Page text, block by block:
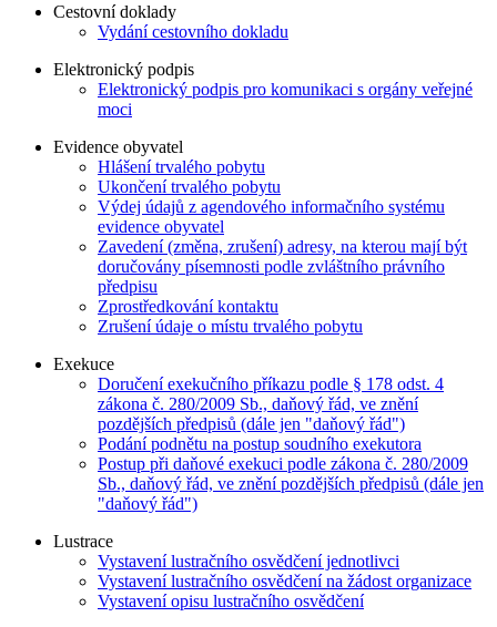
Cestovní doklady
Vydání cestovního dokladu
Elektronický podpis
Elektronický podpis pro komunikaci s orgány veřejné
moci
Evidence obyvatel
Hlášení trvalého pobytu
Ukončení trvalého pobytu
Výdej údajů z agendového informačního systému
evidence obyvatel
Zavedení (změna, zrušení) adresy, na kterou mají být
doručovány písemnosti podle zvláštního právního
předpisu
Zprostředkování kontaktu
Zrušení údaje o místu trvalého pobytu
Exekuce
Doručení exekučního příkazu podle § 178 odst. 4
zákona č. 280/2009 Sb., daňový řád, ve znění
pozdějších předpisů (dále jen "daňový řád")
Podání podnětu na postup soudního exekutora
Postup při daňové exekuci podle zákona č. 280/2009
Sb., daňový řád, ve znění pozdějších předpisů (dále jen
"daňový řád")
Lustrace
Vystavení lustračního osvědčení jednotlivci
Vystavení lustračního osvědčení na žádost organizace
Vystavení opisu lustračního osvědčení